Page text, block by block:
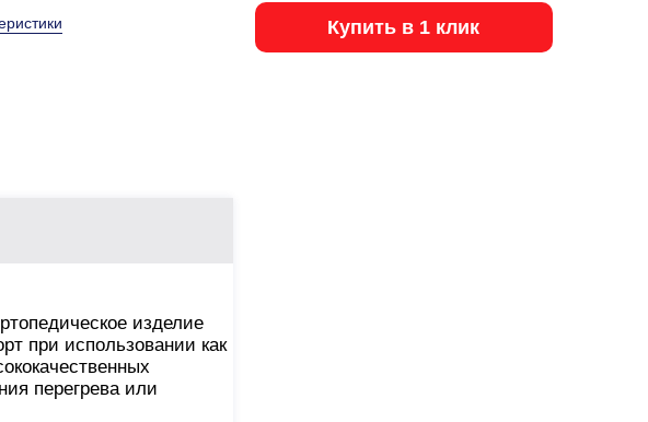
изделие
при использовании как
перегрева или
Купить в 1 клик